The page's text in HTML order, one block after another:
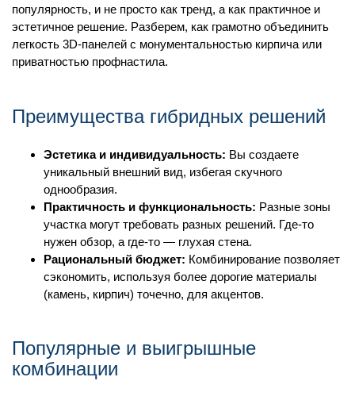
популярность, и не просто как тренд, а как практичное и
эстетичное решение. Разберем, как грамотно объединить
легкость 3D-панелей с монументальностью кирпича или
приватностью профнастила.
Преимущества гибридных решений
Эстетика и индивидуальность: Вы создаете
уникальный внешний вид, избегая скучного
однообразия.
Практичность и функциональность: Разные зоны
участка могут требовать разных решений. Где-то
нужен обзор, а где-то — глухая стена.
Рациональный бюджет: Комбинирование позволяет
сэкономить, используя более дорогие материалы
(камень, кирпич) точечно, для акцентов.
Популярные и выигрышные
комбинации